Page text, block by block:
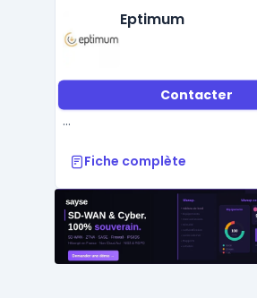
Eptimum
Contacter
...
Fiche complète